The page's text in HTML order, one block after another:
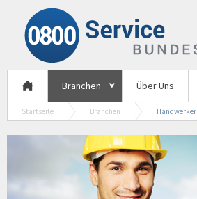
Branchen Über Uns
Startseite Branchen Handwerker